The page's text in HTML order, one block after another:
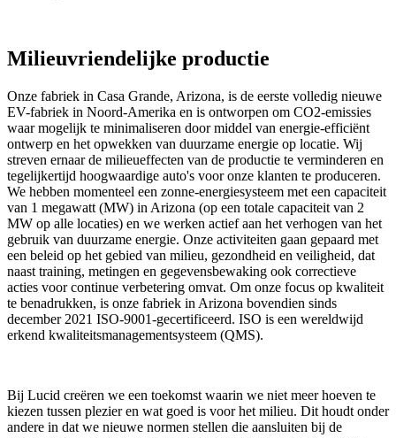
Milieuvriendelijke productie
Onze fabriek in Casa Grande, Arizona, is de eerste volledig nieuwe
EV-fabriek in Noord-Amerika en is ontworpen om CO2-emissies
waar mogelijk te minimaliseren door middel van energie-efficiënt
ontwerp en het opwekken van duurzame energie op locatie. Wij
streven ernaar de milieueffecten van de productie te verminderen en
tegelijkertijd hoogwaardige auto's voor onze klanten te produceren.
We hebben momenteel een zonne-energiesysteem met een capaciteit
van 1 megawatt (MW) in Arizona (op een totale capaciteit van 2
MW op alle locaties) en we werken actief aan het verhogen van het
gebruik van duurzame energie. Onze activiteiten gaan gepaard met
een beleid op het gebied van milieu, gezondheid en veiligheid, dat
naast training, metingen en gegevensbewaking ook correctieve
acties voor continue verbetering omvat. Om onze focus op kwaliteit
te benadrukken, is onze fabriek in Arizona bovendien sinds
december 2021 ISO-9001-gecertificeerd. ISO is een wereldwijd
erkend kwaliteitsmanagementsysteem (QMS).
Bij Lucid creëren we een toekomst waarin we niet meer hoeven te
kiezen tussen plezier en wat goed is voor het milieu. Dit houdt onder
andere in dat we nieuwe normen stellen die aansluiten bij de